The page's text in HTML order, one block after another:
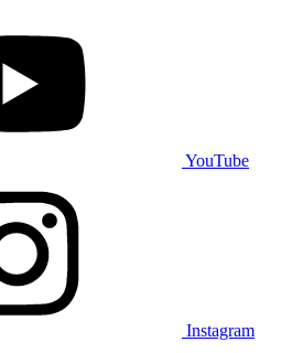
YouTube
Instagram